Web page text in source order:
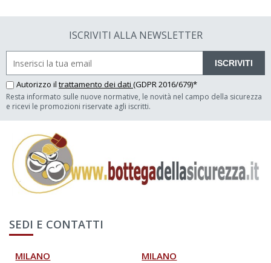
ISCRIVITI ALLA NEWSLETTER
ISCRIVITI
Autorizzo il trattamento dei dati (GDPR 2016/679)*
Resta informato sulle nuove normative, le novità nel campo della sicurezza
e ricevi le promozioni riservate agli iscritti.
SEDI E CONTATTI
MILANO MILANO